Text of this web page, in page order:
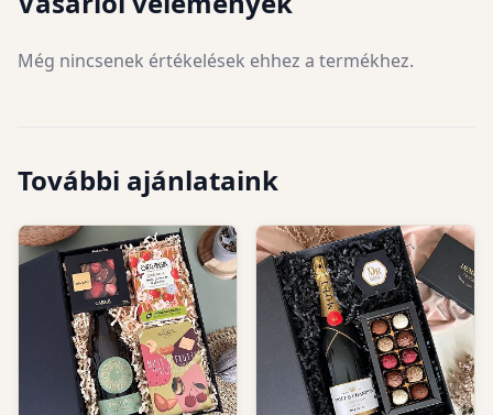
Még nincsenek értékelések ehhez a termékhez.
További ajánlataink